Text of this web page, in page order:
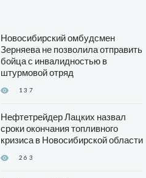
Новосибирский омбудсмен
Зерняева не позволила отправить
бойца с инвалидностью в
штурмовой отряд
137
Нефтетрейдер Лацких назвал
сроки окончания топливного
кризиса в Новосибирской области
263